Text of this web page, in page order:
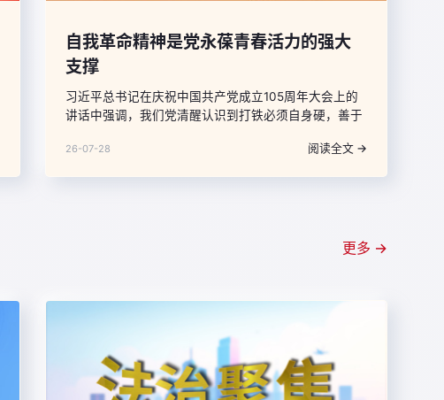
自我革命精神是党永葆青春活力的强大
支撑
习近平总书记在庆祝中国共产党成立105周年大会上的
讲话中强调，我们党清醒认识到打铁必须自身硬，善于
以自我革命精神完善自己，高度重视自身建设，坚决清
26-07-28 阅读全文 →
更多 →